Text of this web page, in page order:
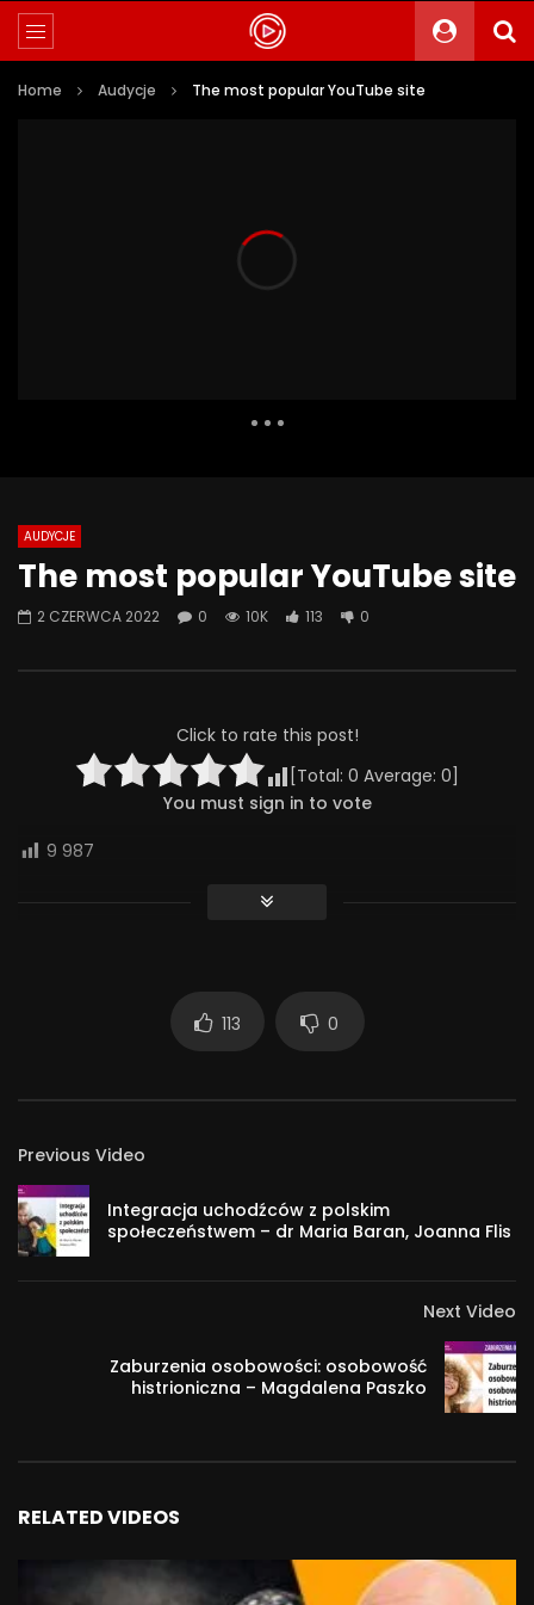
Home Audycje The most popular YouTube site
Alkohol, leki antydepresyjne (SSRI)
i benzodiazepiny – FATALNE
#143
AUDYCJE
The most popular YouTube site
2 CZERWCA 2022 0 10K 113 0
Click to rate this post!
[Total: 0 Average: 0]
You must sign in to vote
9 987
113 0
Previous Video
Integracja uchodźców z polskim
społeczeństwem – dr Maria Baran, Joanna Flis
Next Video
Zaburzenia osobowości: osobowość
histrioniczna – Magdalena Paszko
RELATED VIDEOS